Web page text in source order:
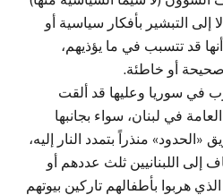
إلى التبشير بأفكار سياسية أو
قد تتسبب في ما يؤذيهم،
أو خاطئة.
في سوريا وعليها قد ألقت
في لبنان، سواء بجانبها
منذراً بتمدد النار إليه،
إلى اللبنانيين ثلث عددهم أو
هربوا بأطفالهم تاركين بيوتهم